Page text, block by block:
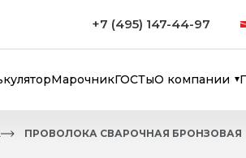
+7 (495) 147-44-97
МарочникГОСТыО компании
ПРОВОЛОКА СВАРОЧНАЯ БРОНЗОВАЯ